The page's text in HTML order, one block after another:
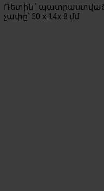
Ռետին ՝ պատրաստված
չափը՝ 30 x 14x 8 մմ